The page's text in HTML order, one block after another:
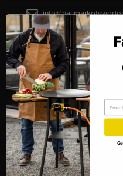
SUPPORT
Vanliga frågor
Köpvillkor
Retur av order
Betalningar